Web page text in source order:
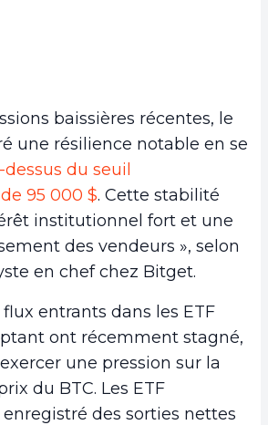
baissières récentes, le
une résilience notable en se
dessus du seuil
95 000 $. Cette stabilité
institutionnel fort et une
des vendeurs », selon
en chef chez Bitget.
entrants dans les ETF
ont récemment stagné,
une pression sur la
du BTC. Les ETF
des sorties nettes